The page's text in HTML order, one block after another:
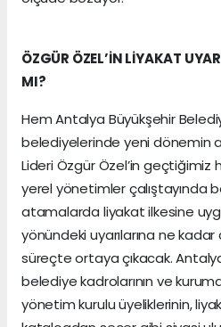
ÖZGÜR ÖZEL’İN LİYAKAT
MI?
Hem Antalya Büyükşehir
belediyelerinde yeni dönemin
Lideri Özgür Özel’in geçtiğimiz
yerel yönetimler çalıştayında
atamalarda liyakat ilkesine
yönündeki uyarılarına ne
süreçte ortaya çıkacak.
belediye kadrolarının ve
yönetim kurulu üyeliklerinin,